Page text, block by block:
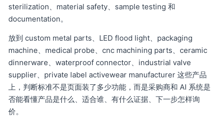
sterilization、material safety、sample testing 和
documentation。
放到 custom metal parts、LED flood light、packaging
machine、medical probe、cnc machining parts、ceramic
dinnerware、waterproof connector、industrial valve
supplier、private label activewear manufacturer 这些产品
上，判断标准不是页面装了多少功能，而是采购商和 AI 系统是
否能看懂产品是什么、适合谁、有什么证据、下一步怎样询
价。